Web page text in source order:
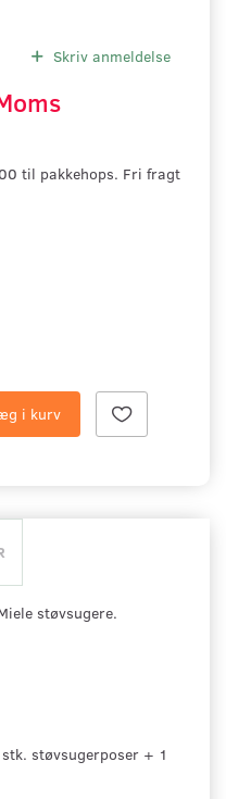
Skriv anmeldelse
til pakkehops. Fri fragt
i kurv
støvsugere.
støvsugerposer + 1